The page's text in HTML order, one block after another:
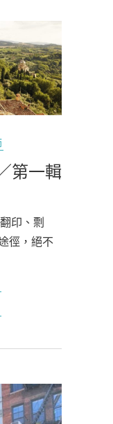
第一輯
印、剽
徑，絕不